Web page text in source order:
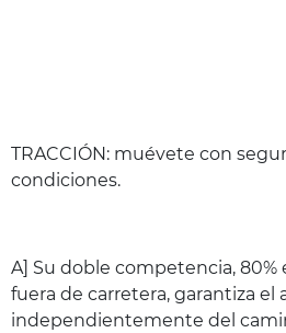
TRACCIÓN: muévete con
condiciones.
A] Su doble competencia, 80%
fuera de carretera, garantiza el
independientemente del